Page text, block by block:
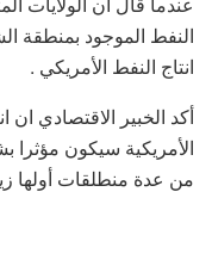
النفط الموجود بمنطقة
انتاج النفط الأمريكي .
أكد الخبير الاقتصادي ان
الأمريكية سيكون مؤثرا
من عدة منطلقات أولها